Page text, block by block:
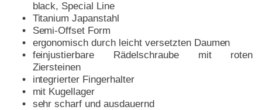
black, Special Line
Titanium Japanstahl
Semi-Offset Form
ergonomisch durch leicht versetzten Daumen
feinjustierbare Rädelschraube mit roten
Ziersteinen
integrierter Fingerhalter
mit Kugellager
sehr scharf und ausdauernd